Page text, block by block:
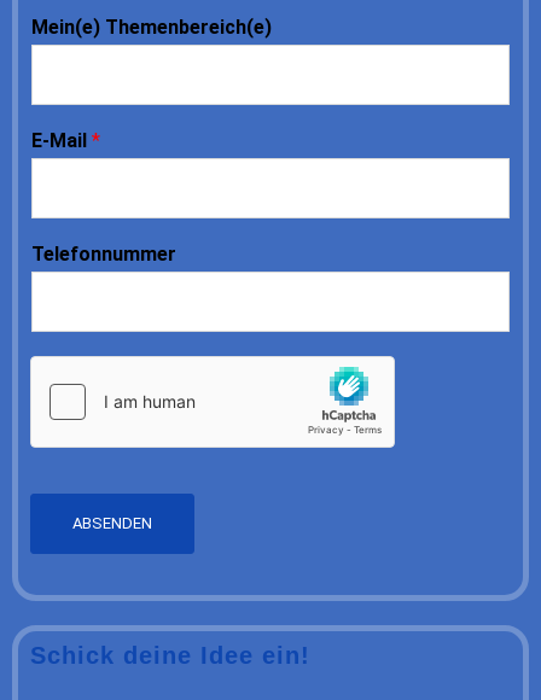
Mein(e) Themenbereich(e)
E-Mail *
Telefonnummer
ABSENDEN
Schick deine Idee ein!